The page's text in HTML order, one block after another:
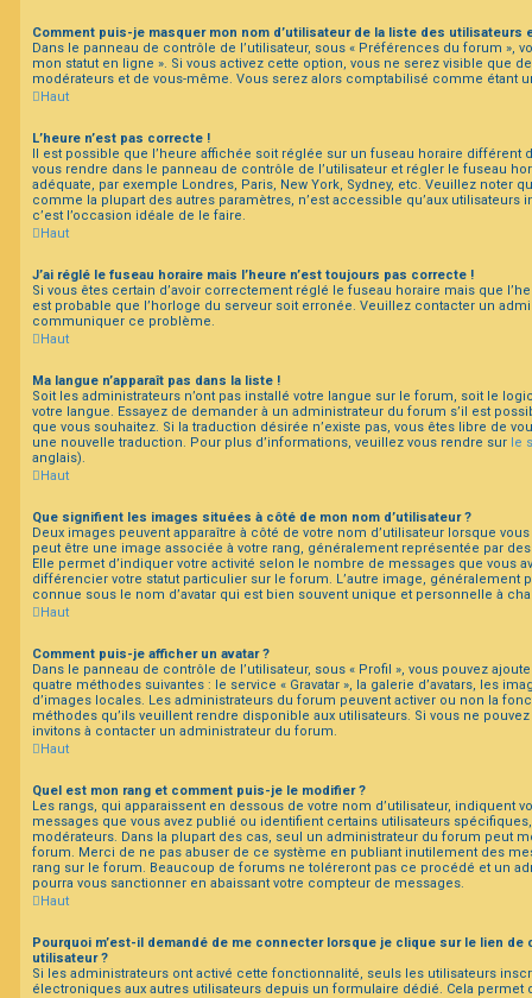
Comment puis-je masquer mon nom d’utilisateur de la liste des utilisateurs
Dans le panneau de contrôle de l’utilisateur, sous « Préférences du forum »,
mon statut en ligne ». Si vous activez cette option, vous ne serez visible que
modérateurs et de vous-même. Vous serez alors comptabilisé comme étant
Haut
L’heure n’est pas correcte !
Il est possible que l’heure affichée soit réglée sur un fuseau horaire différent
vous rendre dans le panneau de contrôle de l’utilisateur et régler le fuseau
adéquate, par exemple Londres, Paris, New York, Sydney, etc. Veuillez noter
comme la plupart des autres paramètres, n’est accessible qu’aux utilisateurs
c’est l’occasion idéale de le faire.
Haut
J’ai réglé le fuseau horaire mais l’heure n’est toujours pas correcte !
Si vous êtes certain d’avoir correctement réglé le fuseau horaire mais que
est probable que l’horloge du serveur soit erronée. Veuillez contacter un
communiquer ce problème.
Haut
Ma langue n’apparaît pas dans la liste !
Soit les administrateurs n’ont pas installé votre langue sur le forum, soit le
votre langue. Essayez de demander à un administrateur du forum s’il est
que vous souhaitez. Si la traduction désirée n’existe pas, vous êtes libre de
une nouvelle traduction. Pour plus d’informations, veuillez vous rendre sur le
anglais).
Haut
Que signifient les images situées à côté de mon nom d’utilisateur ?
Deux images peuvent apparaître à côté de votre nom d’utilisateur lorsque
peut être une image associée à votre rang, généralement représentée par
Elle permet d’indiquer votre activité selon le nombre de messages que vous
différencier votre statut particulier sur le forum. L’autre image, généralement
connue sous le nom d’avatar qui est bien souvent unique et personnelle à
Haut
Comment puis-je afficher un avatar ?
Dans le panneau de contrôle de l’utilisateur, sous « Profil », vous pouvez
quatre méthodes suivantes : le service « Gravatar », la galerie d’avatars, les
d’images locales. Les administrateurs du forum peuvent activer ou non la
méthodes qu’ils veuillent rendre disponible aux utilisateurs. Si vous ne pouvez
invitons à contacter un administrateur du forum.
Haut
Quel est mon rang et comment puis-je le modifier ?
Les rangs, qui apparaissent en dessous de votre nom d’utilisateur, indiquent
messages que vous avez publié ou identifient certains utilisateurs
modérateurs. Dans la plupart des cas, seul un administrateur du forum peut
forum. Merci de ne pas abuser de ce système en publiant inutilement des
rang sur le forum. Beaucoup de forums ne toléreront pas ce procédé et un
pourra vous sanctionner en abaissant votre compteur de messages.
Haut
Pourquoi m’est-il demandé de me connecter lorsque je clique sur le lien de
utilisateur ?
Si les administrateurs ont activé cette fonctionnalité, seuls les utilisateurs
électroniques aux autres utilisateurs depuis un formulaire dédié. Cela permet